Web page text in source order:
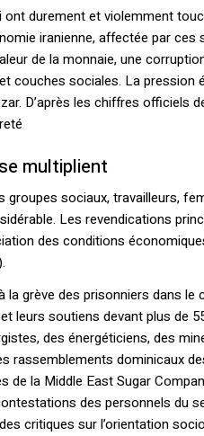
durement et violemment
iranienne, affectée par
de la monnaie, une
sociales. La pression
D’après les chiffres officiels
multiplient
sociaux, travailleurs,
Les revendications
des conditions
grève des prisonniers dans le
leurs soutiens devant plus de
des énergéticiens, des
rassemblements dominicaux
de la Middle East Sugar
des personnels du
critiques sur l’orientation